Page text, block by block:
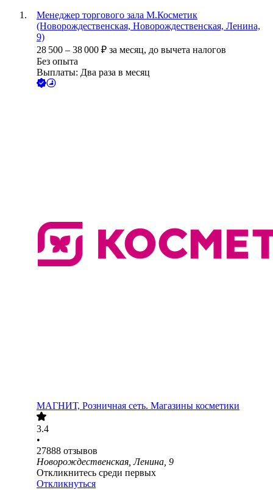
Менеджер торгового зала М.Косметик
(Новорождественская, Новорождественская, Ленина,
9)
28 500 – 38 000 ₽ за месяц, до вычета налогов
Без опыта
Выплаты: Два раза в месяц
МАГНИТ, Розничная сеть. Магазины косметики
3.4
•
27888 отзывов
Новорождественская, Ленина, 9
Откликнитесь среди первых
Откликнуться